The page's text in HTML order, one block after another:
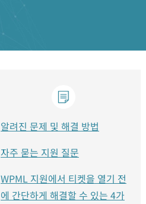
알려진 문제 및 해결 방법
자주 묻는 지원 질문
WPML 지원에서 티켓을 열기 전
에 간단하게 해결할 수 있는 4가